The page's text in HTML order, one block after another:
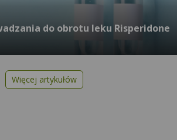
do obrotu leku Risperidone
Więcej artykułów